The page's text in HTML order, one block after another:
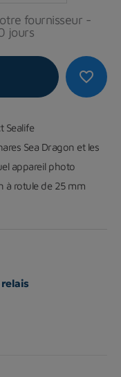
fournisseur -
jours
favorite_border
Sealife
Sea Dragon et les
appareil photo
à rotule de 25 mm